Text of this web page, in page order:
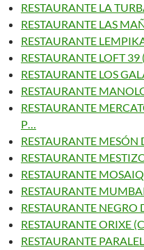
RESTAURANTE LA
RESTAURANTE LAS
RESTAURANTE
RESTAURANTE LOFT 39
RESTAURANTE LOS
RESTAURANTE
RESTAURANTE
P…
RESTAURANTE MESÓN
RESTAURANTE
RESTAURANTE
RESTAURANTE
RESTAURANTE NEGRO
RESTAURANTE ORIXE
RESTAURANTE